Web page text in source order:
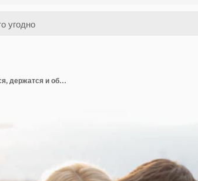
Счастливая молодая семья, мать отца и сына, улыбаются, держатся и обнимаются в поле подсолнечника